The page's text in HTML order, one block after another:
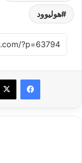
هوليوود